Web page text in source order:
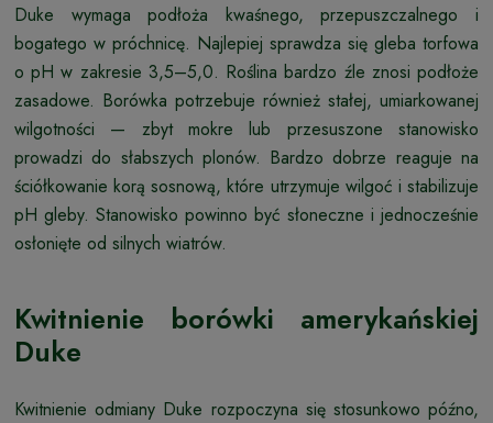
Duke wymaga podłoża kwaśnego, przepuszczalnego i
bogatego w próchnicę. Najlepiej sprawdza się gleba torfowa
o pH w zakresie 3,5–5,0. Roślina bardzo źle znosi podłoże
zasadowe. Borówka potrzebuje również stałej, umiarkowanej
wilgotności — zbyt mokre lub przesuszone stanowisko
prowadzi do słabszych plonów. Bardzo dobrze reaguje na
ściółkowanie korą sosnową, które utrzymuje wilgoć i stabilizuje
pH gleby. Stanowisko powinno być słoneczne i jednocześnie
osłonięte od silnych wiatrów.
Kwitnienie borówki amerykańskiej
Duke
Kwitnienie odmiany Duke rozpoczyna się stosunkowo późno,